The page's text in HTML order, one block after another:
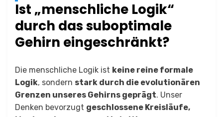
Ist „menschliche Logik“
durch das suboptimale
Gehirn eingeschränkt?
Die menschliche Logik ist keine reine formale
Logik, sondern stark durch die evolutionären
Grenzen unseres Gehirns geprägt. Unser
Denken bevorzugt geschlossene Kreisläufe,